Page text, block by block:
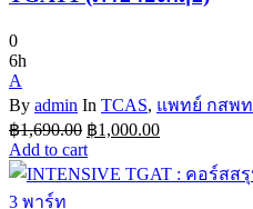
0
6h
A
By admin In TCAS, แพทย์ กสพท
฿1,690.00 Original
price
was:
฿1,690.00.
฿1,000.00Current
is:
฿1,000.00.
Add to cart